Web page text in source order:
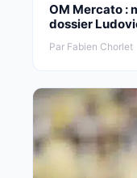
OM Mercato :
dossier
Par Fabien Chorlet